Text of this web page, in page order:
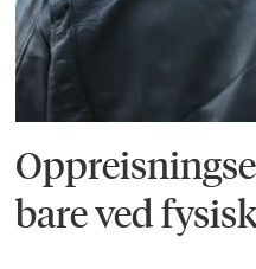
bare ved